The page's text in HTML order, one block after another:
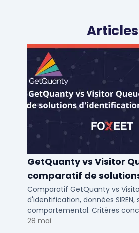
Articles
GetQuanty vs Visitor
comparatif de
d'identification
Comparatif GetQuanty vs
d'identification, données SIREN,
comportemental. Critères
votre solution de lead generation
28 mai